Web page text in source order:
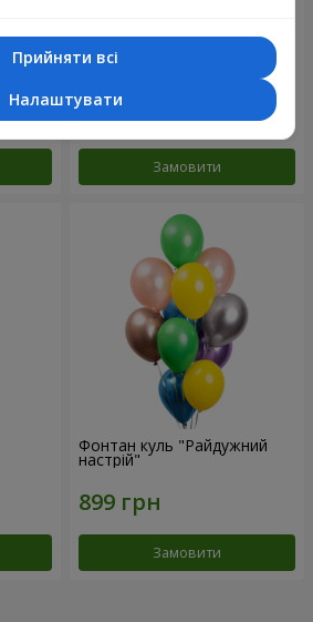
Фонтан куль "Небо"
Замовити
Фонтан куль "Райдужний
настрій"
Замовити
Прийняти всі
Налаштувати